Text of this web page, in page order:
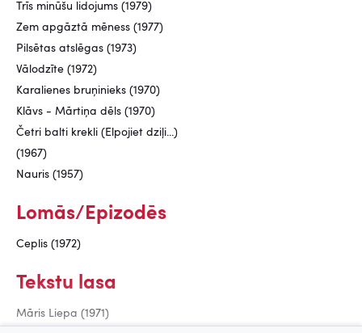
Trīs minūšu lidojums (1979)
Zem apgāztā mēness (1977)
Pilsētas atslēgas (1973)
Vālodzīte (1972)
Karalienes bruņinieks (1970)
Klāvs - Mārtiņa dēls (1970)
Četri balti krekli (Elpojiet dziļi...)
(1967)
Nauris (1957)
Lomās/Epizodēs
Ceplis (1972)
Tekstu lasa
Māris Liepa (1971)